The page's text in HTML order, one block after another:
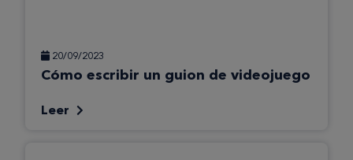
20/09/2023
Cómo escribir un guion de videojuego
Leer